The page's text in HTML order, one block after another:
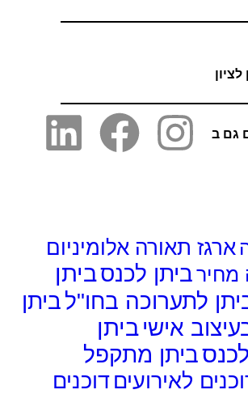
תאורה אלומיניום
ביתן לכנסביתן
לתערוכה בחו"לביתן
אישיביתן
ביתן מתקפל
לאירועיםדוכנים